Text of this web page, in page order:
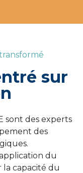
sur
sont des experts
des
du
la capacité du